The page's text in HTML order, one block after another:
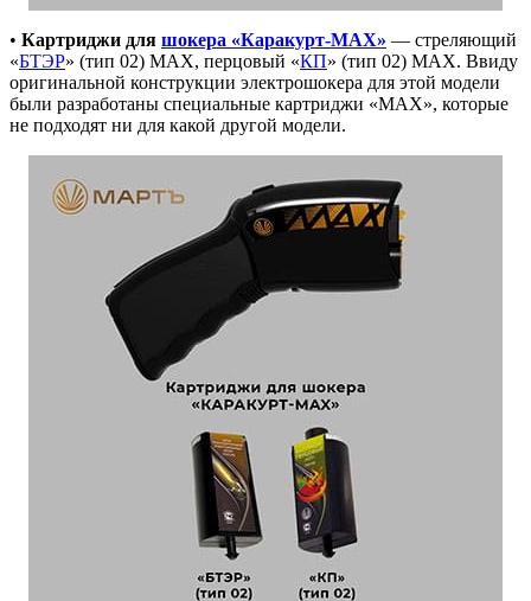
• Картриджи для шокера «Каракурт-MAX» — стреляющий
«БТЭР» (тип 02) MAX, перцовый «КП» (тип 02) MAX. Ввиду
оригинальной конструкции электрошокера для этой модели
были разработаны специальные картриджи «MAX», которые
не подходят ни для какой другой модели.